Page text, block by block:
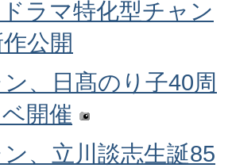
ラマ特化型チャン
公開
、日髙のり子40周
開催
、立川談志生誕85